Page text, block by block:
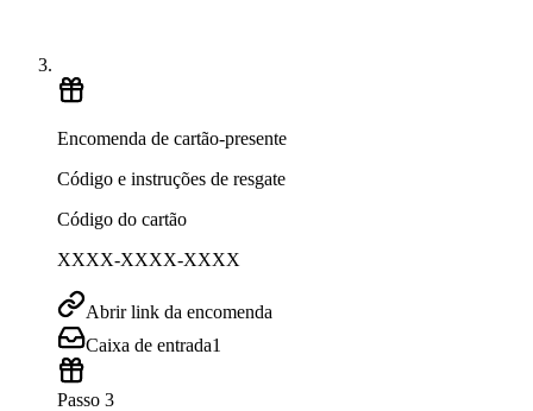
Encomenda de cartão-presente
Código e instruções de resgate
Código do cartão
XXXX-XXXX-XXXX
Abrir link da encomenda
Caixa de entrada1
Passo 3